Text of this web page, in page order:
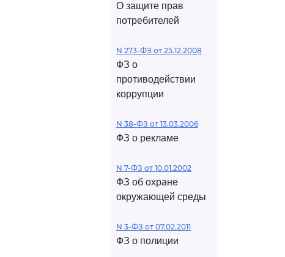
О защите прав
потребителей
N 273-ФЗ от 25.12.2008
ФЗ о
противодействии
коррупции
N 38-ФЗ от 13.03.2006
ФЗ о рекламе
N 7-ФЗ от 10.01.2002
ФЗ об охране
окружающей среды
N 3-ФЗ от 07.02.2011
ФЗ о полиции